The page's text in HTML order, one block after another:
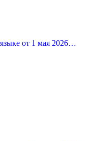
от 1 мая 2026…